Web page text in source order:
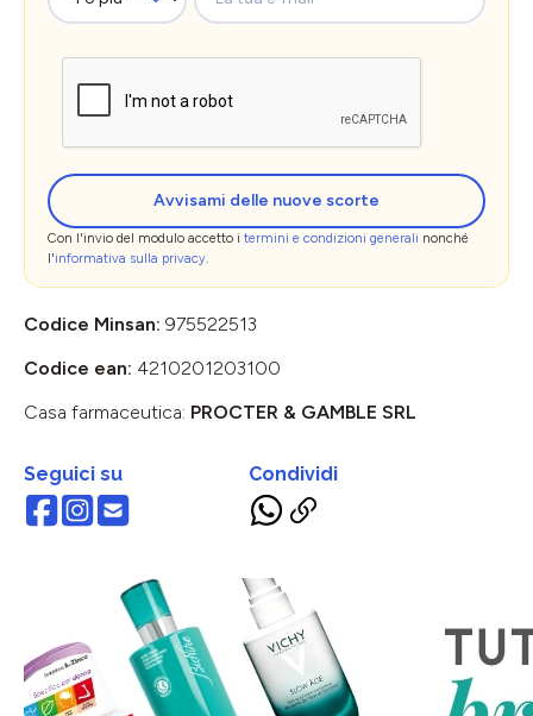
Avvisami delle nuove scorte
Con l'invio del modulo accetto i termini e condizioni generali nonché
l'informativa sulla privacy.
Codice Minsan: 975522513
Codice ean: 4210201203100
Casa farmaceutica: PROCTER & GAMBLE SRL
Seguici su Condividi